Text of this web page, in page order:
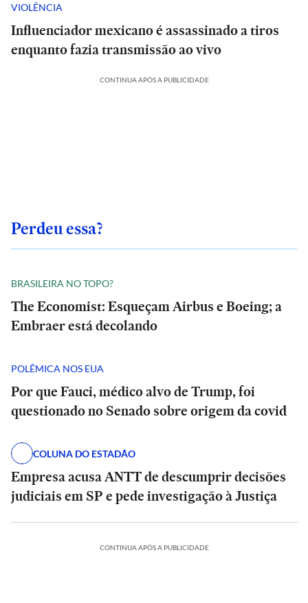
VIOLÊNCIA
Influenciador mexicano é assassinado a tiros
enquanto fazia transmissão ao vivo
CONTINUA APÓS A PUBLICIDADE
Perdeu essa?
BRASILEIRA NO TOPO?
The Economist: Esqueçam Airbus e Boeing; a
Embraer está decolando
POLÊMICA NOS EUA
Por que Fauci, médico alvo de Trump, foi
questionado no Senado sobre origem da covid
COLUNA DO ESTADÃO
Empresa acusa ANTT de descumprir decisões
judiciais em SP e pede investigação à Justiça
CONTINUA APÓS A PUBLICIDADE